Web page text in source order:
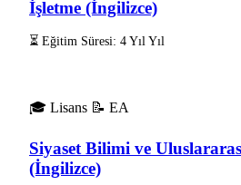
İşletme (İngilizce)
⏳ Eğitim Süresi: 4 Yıl Yıl
🎓 Lisans 📝 EA
Siyaset Bilimi ve
(İngilizce)